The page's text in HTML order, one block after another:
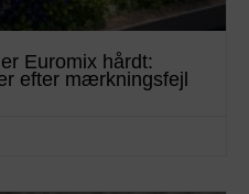
Euromix hårdt:
efter mærkningsfejl